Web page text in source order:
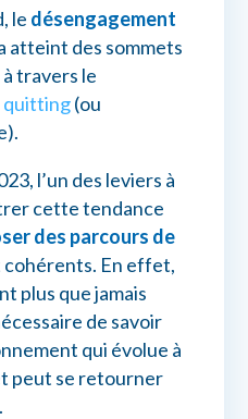
le désengagement
atteint des sommets
travers le
quitting(ou
l’un des leviers à
cette tendance
des parcours de
cohérents. En effet,
plus que jamais
de savoir
qui évolue à
peut se retourner